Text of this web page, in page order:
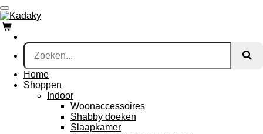
Ga
direct
naar
de
hoofdinhoud
Home
Shoppen
Indoor
Woonaccessoires
Shabby doeken
Slaapkamer